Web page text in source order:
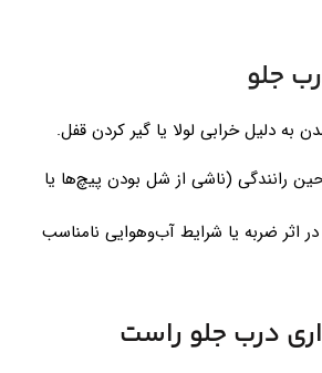
جلو
به دلیل خرابی لولا یا گیر کردن قفل.
رانندگی (ناشی از شل بودن پیچ‌ها یا
اثر ضربه یا شرایط آب‌وهوایی نامناسب
درب جلو راست